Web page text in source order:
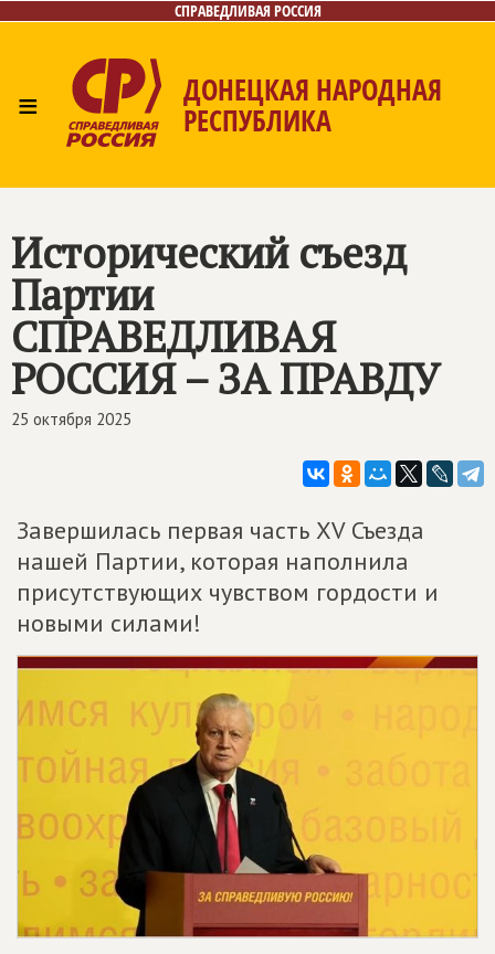
СПРАВЕДЛИВАЯ РОССИЯ
≡ ДОНЕЦКАЯ НАРОДНАЯ
РЕСПУБЛИКА
Исторический съезд
Партии
СПРАВЕДЛИВАЯ
РОССИЯ – ЗА ПРАВДУ
25 октября 2025
Завершилась первая часть XV Съезда
нашей Партии, которая наполнила
присутствующих чувством гордости и
новыми силами!